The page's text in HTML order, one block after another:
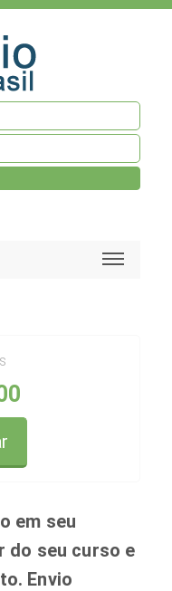
em seu
do seu curso e
Envio